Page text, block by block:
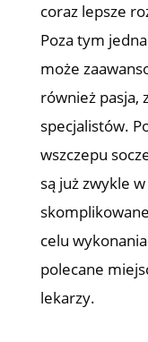
coraz lepsze
Poza tym
może
również pasja,
specjalistów.
wszczepu
są już zwykle
celu
polecane
lekarzy.